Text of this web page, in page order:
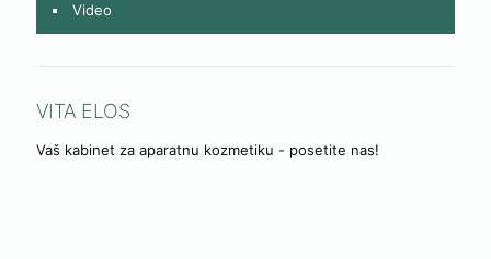
Video
VITA ELOS
Vaš kabinet za aparatnu kozmetiku - posetite nas!